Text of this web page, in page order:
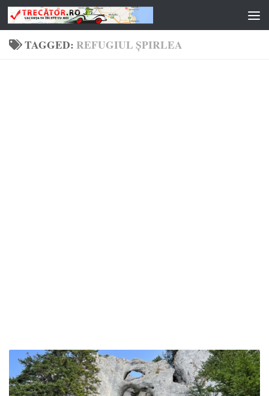
Skip to content
TAGGED: REFUGIUL ȘPIRLEA